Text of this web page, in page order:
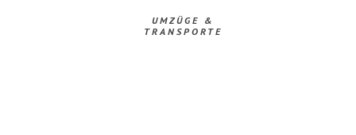
UMZÜGE &
TRANSPORTE